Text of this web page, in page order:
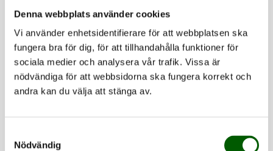
Denna webbplats använder cookies
Vi använder enhetsidentifierare för att webbplatsen ska
fungera bra för dig, för att tillhandahålla funktioner för
sociala medier och analysera vår trafik. Vissa är
nödvändiga för att webbsidorna ska fungera korrekt och
andra kan du välja att stänga av.
Nödvändig
Behörighetskrav:
Grundläggande
behörighetsamten kurs i programmering
inom C, C++, C#, Java eller Python på minst
7,5 hpeller motsvarande
Anmälning­salternativ